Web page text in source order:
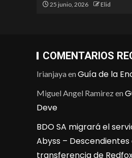
25 junio, 2026 Elid
COMENTARIOS
IrianjayaenGuía de la
Miguel Angel Ramirezen
Deve
BDO SA migrará el
Abyss – Descendientes
transferencia de